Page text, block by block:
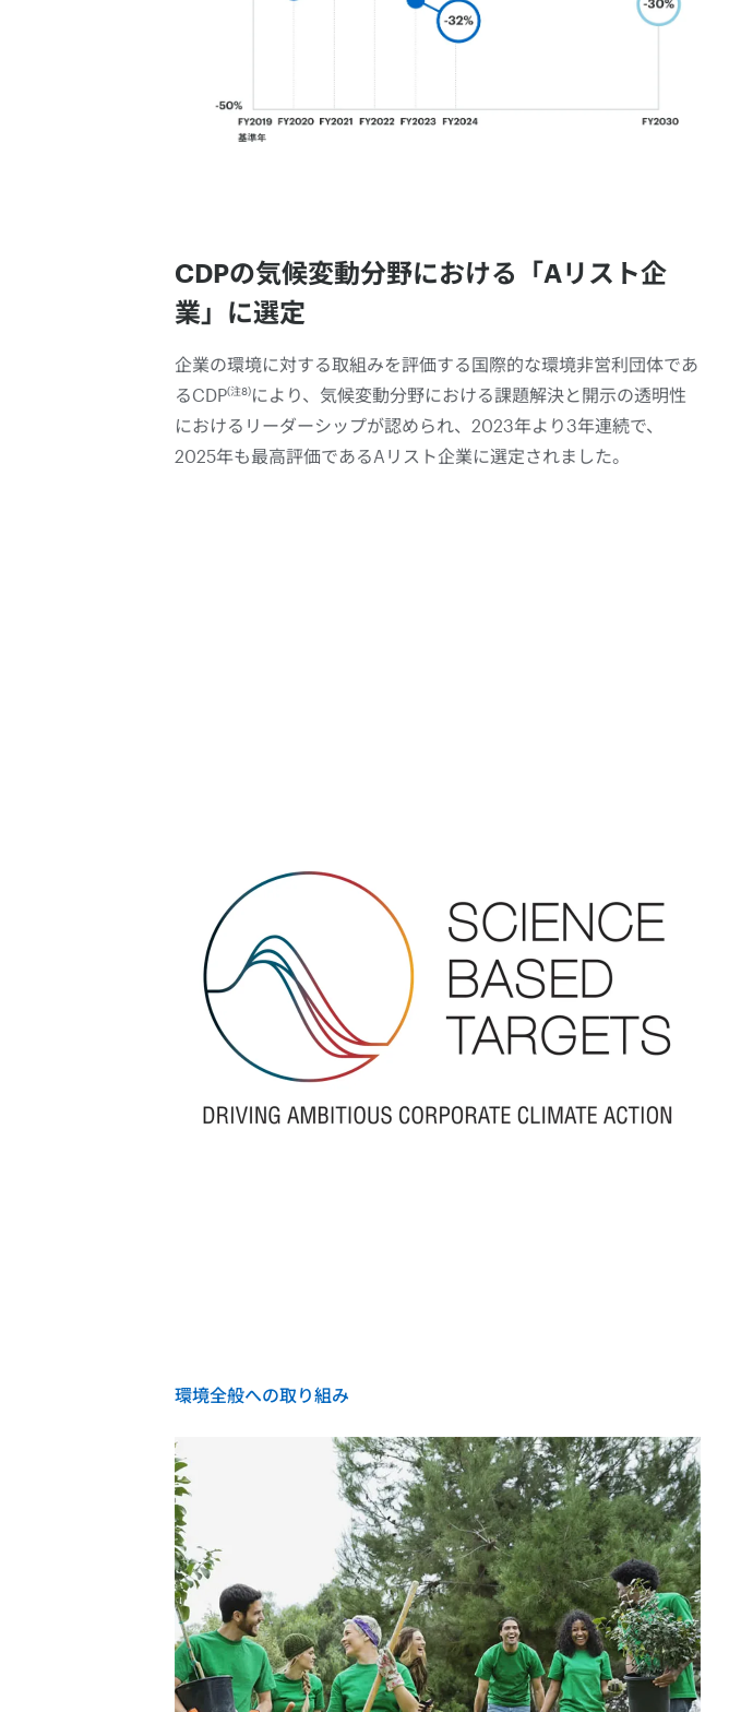
CDPの気候変動分野における「Aリスト企
業」に選定
企業の環境に対する取組みを評価する国際的な環境非営利団体であ
るCDP(注8)により、気候変動分野における課題解決と開示の透明性
におけるリーダーシップが認められ、2023年より3年連続で、
2025年も最高評価であるAリスト企業に選定されました。
環境全般への取り組み